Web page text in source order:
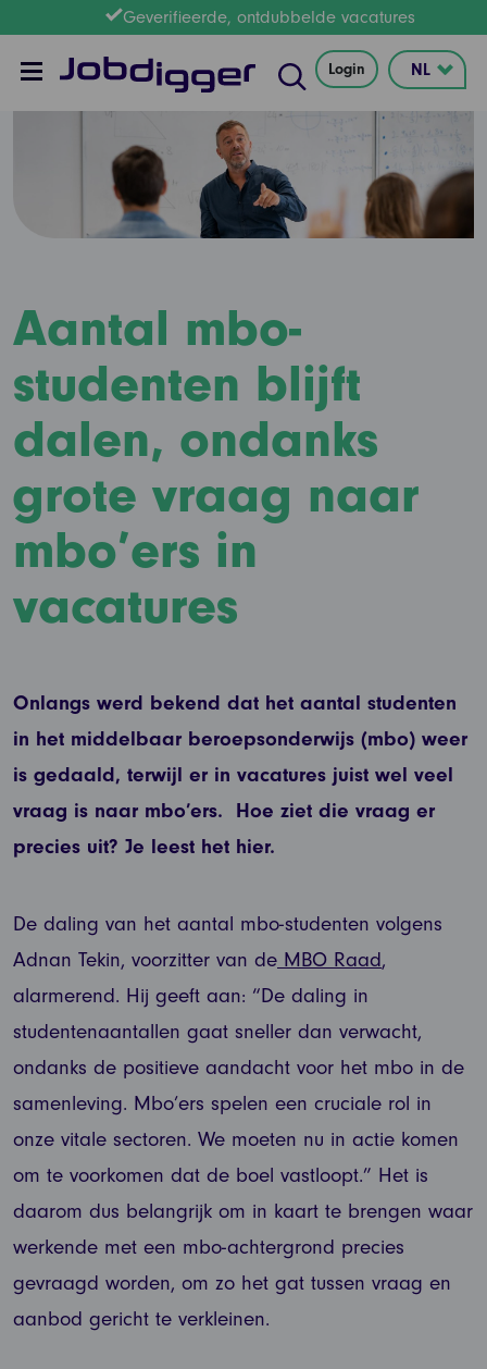
Geverifieerde, ontdubbelde vacatures
Login
Aantal mbo-
studenten blijft
dalen, ondanks
grote vraag naar
mbo’ers in
vacatures
Onlangs werd bekend dat het aantal studenten
in het middelbaar beroepsonderwijs (mbo) weer
is gedaald, terwijl er in vacatures juist wel veel
vraag is naar mbo’ers. Hoe ziet die vraag er
precies uit? Je leest het hier.
De daling van het aantal mbo-studenten volgens
Adnan Tekin, voorzitter van de MBO Raad,
alarmerend. Hij geeft aan: “De daling in
studentenaantallen gaat sneller dan verwacht,
ondanks de positieve aandacht voor het mbo in de
samenleving. Mbo’ers spelen een cruciale rol in
onze vitale sectoren. We moeten nu in actie komen
om te voorkomen dat de boel vastloopt.” Het is
daarom dus belangrijk om in kaart te brengen waar
werkende met een mbo-achtergrond precies
gevraagd worden, om zo het gat tussen vraag en
aanbod gericht te verkleinen.